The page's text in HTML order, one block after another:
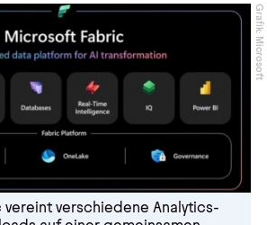
verschiedene Analytics-
Grafik: Microsoft